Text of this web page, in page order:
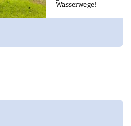
Wasserwege!